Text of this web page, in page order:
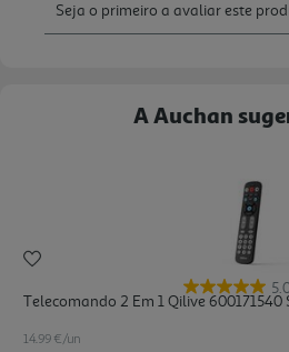
A Auchan
Telecomando 2 Em 1 Qilive 600171540
14.99 €/un